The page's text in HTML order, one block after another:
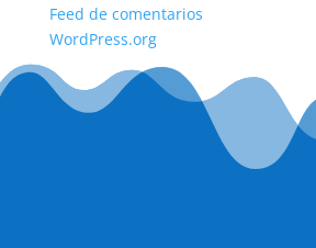
Feed de comentarios
WordPress.org